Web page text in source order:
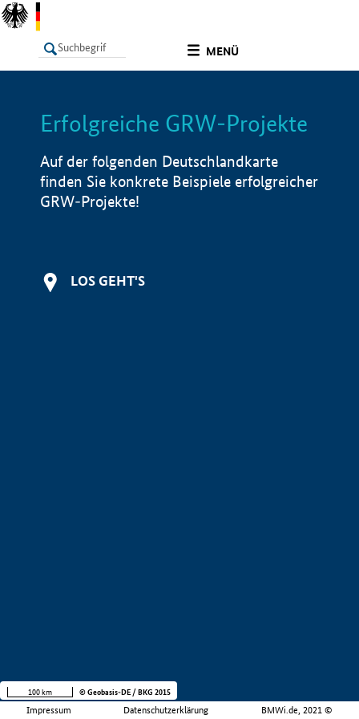
MENÜ
LISTE Info
Erfolgreiche GRW-Projekte
Auf der folgenden Deutschlandkarte
finden Sie konkrete Beispiele erfolgreicher
GRW-Projekte!
LOS GEHT'S
Impressum Datenschutzerklärung BMWi.de, 2021 ©
100 km © Geobasis-DE / BKG 2015